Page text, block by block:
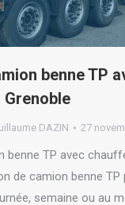
benne TP
DAZIN 27
benne TP avec
de camion benne TP
semaine ou au